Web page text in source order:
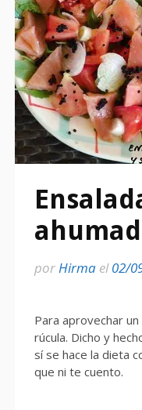
porHirma el02/
Para aprovechar
rúcula. Dicho y
sí se hace la dieta
que ni te cuento.